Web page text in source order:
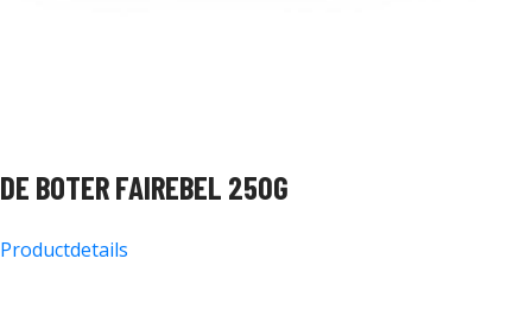
DE BOTER FAIREBEL 250G
Productdetails